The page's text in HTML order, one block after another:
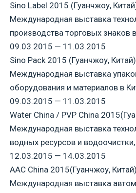
Sino Label 2015 (Гуанчжоу,
Международная выставка
производства торговых знаков
09.03.2015 — 11.03.2015
Sino Pack 2015 (Гуанчжоу, Китай)
Международная выставка
оборудования и материалов в
09.03.2015 — 11.03.2015
Water China / PVP China
Международная выставка
водных ресурсов и
12.03.2015 — 14.03.2015
AAC China 2015(Гуанчжоу, Китай)
Международная выставка